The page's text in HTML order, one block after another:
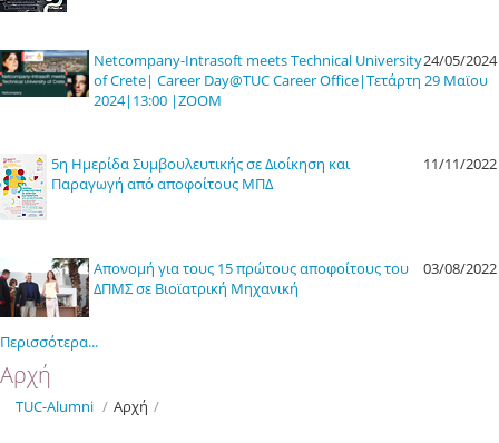
24/05/2024
Netcompany-Intrasoft meets Technical University
of Crete| Career Day@TUC Career Office|Τετάρτη 29 Μαϊου
2024|13:00 |ZOOM
11/11/2022
5η Ημερίδα Συμβουλευτικής σε Διοίκηση και
Παραγωγή από αποφοίτους ΜΠΔ
03/08/2022
Απονομή για τους 15 πρώτους αποφοίτους του
ΔΠΜΣ σε Βιοϊατρική Μηχανική
Περισσότερα...
Αρχή
TUC-Alumni / Αρχή /